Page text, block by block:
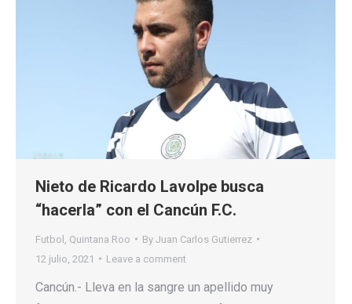
Nieto de Ricardo Lavolpe busca
“hacerla” con el Cancún F.C.
Futbol Quintana Roo By Juan Carlos Gutierrez
12 julio, 2021
Leave a comment
Cancún.- Lleva en la sangre un apellido muy